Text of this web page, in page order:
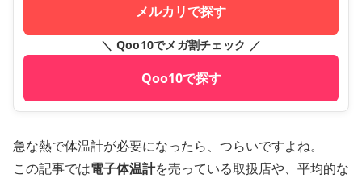
メルカリで探す
＼ Qoo10でメガ割チェック ／
Qoo10で探す
急な熱で体温計が必要になったら、つらいですよね。
この記事では電子体温計を売っている取扱店や、平均的な